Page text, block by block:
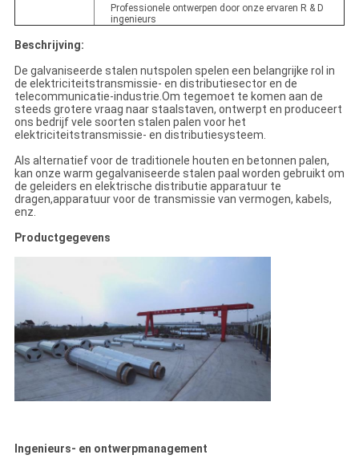
Professionele ontwerpen door onze ervaren R & D
ingenieurs
Beschrijving:
De galvaniseerde stalen nutspolen spelen een belangrijke rol in
de elektriciteitstransmissie- en distributiesector en de
telecommunicatie-industrie.Om tegemoet te komen aan de
steeds grotere vraag naar staalstaven, ontwerpt en produceert
ons bedrijf vele soorten stalen palen voor het
elektriciteitstransmissie- en distributiesysteem.
Als alternatief voor de traditionele houten en betonnen palen,
kan onze warm gegalvaniseerde stalen paal worden gebruikt om
de geleiders en elektrische distributie apparatuur te
dragen,apparatuur voor de transmissie van vermogen, kabels,
enz.
Productgegevens
Ingenieurs- en ontwerpmanagement